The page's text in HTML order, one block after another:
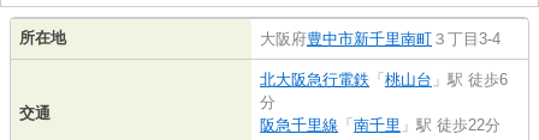
所在地 大阪府豊中市新千里南町 ３丁目3-4
交通
北大阪急行電鉄 「 桃山台 」駅 徒歩6
分
阪急千里線 「 南千里 」駅 徒歩22分